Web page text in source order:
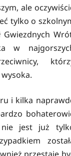
ale
tylko o
w
i kilka
jest już